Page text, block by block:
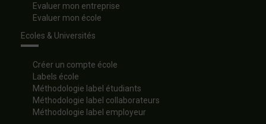
Evaluer mon entreprise
Evaluer mon école
Ecoles & Universités
Créer un compte école
Labels école
Méthodologie label étudiants
Méthodologie label collaborateurs
Méthodologie label employeur